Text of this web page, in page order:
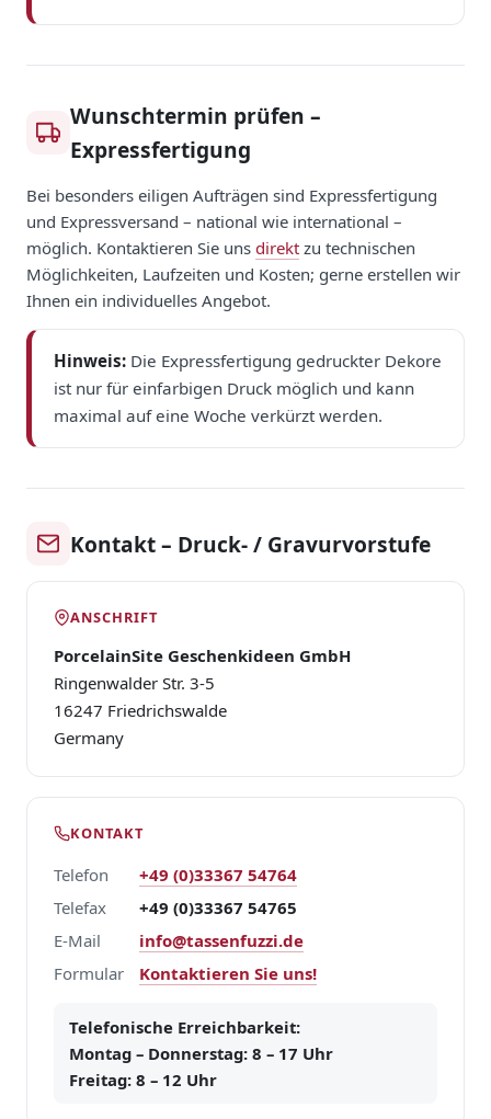
Wunschtermin prüfen –
Expressfertigung
Bei besonders eiligen Aufträgen sind Expressfertigung
und Expressversand – national wie international –
möglich. Kontaktieren Sie uns direkt zu technischen
Möglichkeiten, Laufzeiten und Kosten; gerne erstellen wir
Ihnen ein individuelles Angebot.
Hinweis: Die Expressfertigung gedruckter Dekore
ist nur für einfarbigen Druck möglich und kann
maximal auf eine Woche verkürzt werden.
Kontakt – Druck- / Gravurvorstufe
ANSCHRIFT
PorcelainSite Geschenkideen GmbH
Ringenwalder Str. 3-5
16247 Friedrichswalde
Germany
KONTAKT
Telefon
+49 (0)33367 54764
Telefax
+49 (0)33367 54765
E-Mail
info@tassenfuzzi.de
Formular
Kontaktieren Sie uns!
Telefonische Erreichbarkeit:
Montag – Donnerstag: 8 – 17 Uhr
Freitag: 8 – 12 Uhr